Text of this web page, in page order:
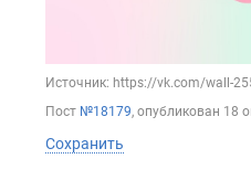
Источник: https://vk.com/wall-
Пост №18179, опубликован 18
Сохранить